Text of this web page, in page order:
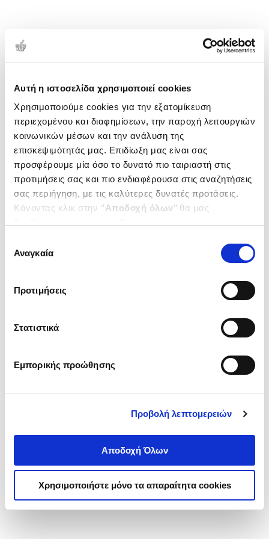
Αυτή η ιστοσελίδα χρησιμοποιεί cookies
Χρησιμοποιούμε cookies για την εξατομίκευση
περιεχομένου και διαφημίσεων, την παροχή λειτουργιών
κοινωνικών μέσων και την ανάλυση της
επισκεψιμότητάς μας. Επιδίωξη μας είναι σας
προσφέρουμε μία όσο το δυνατό πιο ταιριαστή στις
προτιμήσεις σας και πιο ενδιαφέρουσα στις αναζητήσεις
σας περιήγηση, με τις καλύτερες δυνατές προτάσεις.
Κάνοντας κλικ στην ‘’Αποδοχή όλων’’ θα μας
ενδιαφέρουν και να επιλέξετε από τα παρακάτω με την
΄΄και να ενημερωθείτε σχετικά με
συγκατάθεσης
Αναγκαία
Προτιμήσεις
Στατιστικά
Εμπορικής προώθησης
Προβολή λεπτομερειών
Αποδοχή Όλων
Χρησιμοποιήστε μόνο τα απαραίτητα cookies